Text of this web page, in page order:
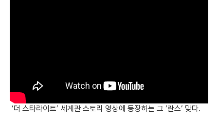
‘더 스타라이트’ 세계관 스토리 영상에 등장하는 그 ‘란스’ 맞다.